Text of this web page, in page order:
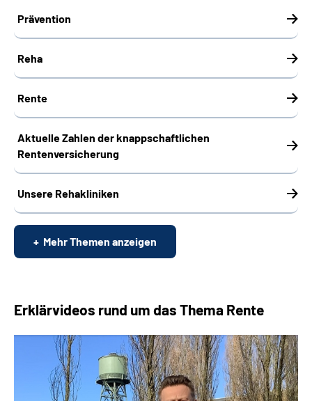
Prävention
Reha
Rente
Aktuelle Zahlen der knappschaftlichen
Rentenversicherung
Unsere Rehakliniken
Mehr Themen anzeigen
Erklärvideos rund um das Thema Rente